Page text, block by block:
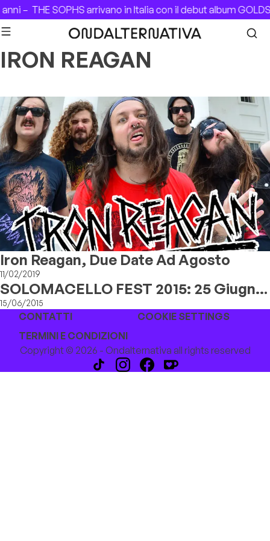
Skip to content
– THE SOPHS arrivano in Italia con il debut album
IRON REAGAN
Iron Reagan, Due Date Ad Agosto
11/02/2019
SOLOMACELLO FEST 2015: 25 Giugno,
23 & 30 Luglio
15/06/2015
CONTATTI
COOKIE SETTINGS
TERMINI E CONDIZIONI
Copyright © 2026 - Ondalternativa all rights reserved